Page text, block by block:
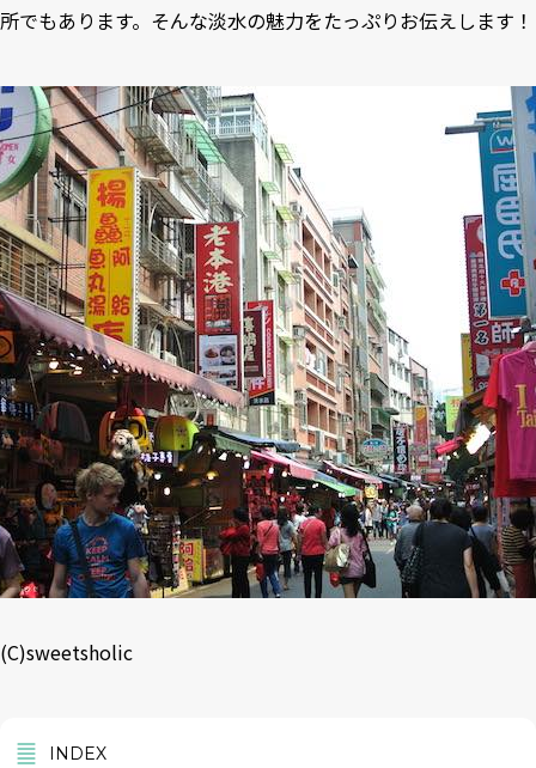
所でもあります。そんな淡水の魅力をたっぷりお伝えします！
(C)sweetsholic
INDEX